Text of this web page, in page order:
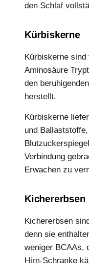
den Schlaf
Kürbiskerne
Kürbiskerne
Aminosäure
den
herstellt.
Kürbiskerne
und
Verbindung
Erwachen zu
Kichererbsen
Kichererbsen
denn sie
weniger BCAAs,
Hirn-Schranke